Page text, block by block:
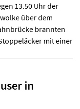
13.50 Uhr der
über dem
brannten
mit einer
in